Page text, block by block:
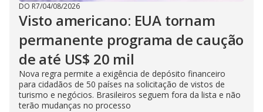
DO R7/04/08/2026
Visto americano: EUA tornam
permanente programa de caução
de até US$ 20 mil
Nova regra permite a exigência de depósito financeiro
para cidadãos de 50 países na solicitação de vistos de
turismo e negócios. Brasileiros seguem fora da lista e não
terão mudanças no processo